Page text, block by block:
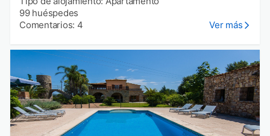
99 huéspedes
Comentarios: 4
Ver más